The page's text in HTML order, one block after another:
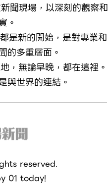
聞現場，以深刻的觀察和
。
是新的開始，是對專業和
的多重層面。
無論早晚，都在這裡。
與世界的連結。
reserved.
01 today!